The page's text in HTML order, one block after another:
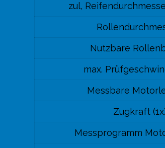
zul,
Nutzbare
max.
Messbare
Zugkraft
Messprogramm